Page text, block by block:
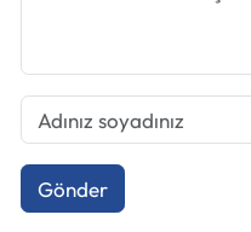
Gönder